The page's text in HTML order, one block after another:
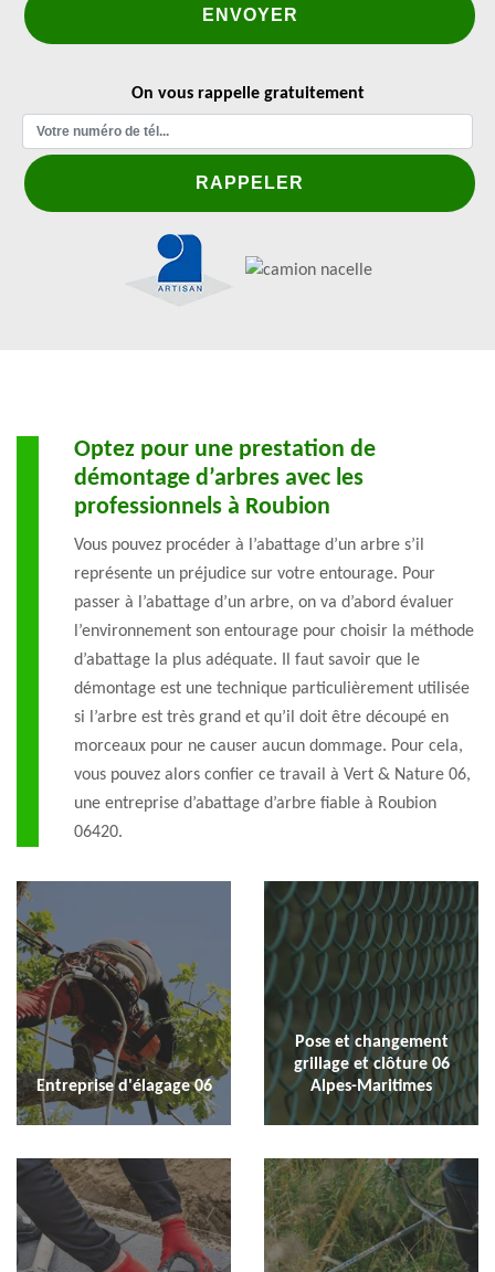
On vous rappelle gratuitement
Optez pour une prestation de
démontage d’arbres avec les
professionnels à Roubion
Vous pouvez procéder à l’abattage d’un arbre s’il
représente un préjudice sur votre entourage. Pour
passer à l’abattage d’un arbre, on va d’abord évaluer
l’environnement son entourage pour choisir la méthode
d’abattage la plus adéquate. Il faut savoir que le
démontage est une technique particulièrement utilisée
si l’arbre est très grand et qu’il doit être découpé en
morceaux pour ne causer aucun dommage. Pour cela,
vous pouvez alors confier ce travail à Vert & Nature 06,
une entreprise d’abattage d’arbre fiable à Roubion
06420.
Entreprise d'élagage 06
Pose et changement
grillage et clôture 06
Alpes-Maritimes